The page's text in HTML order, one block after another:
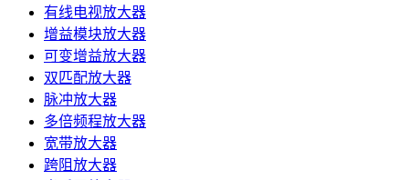
有线电视放大器
增益模块放大器
可变增益放大器
双匹配放大器
脉冲放大器
多倍频程放大器
宽带放大器
跨阻放大器